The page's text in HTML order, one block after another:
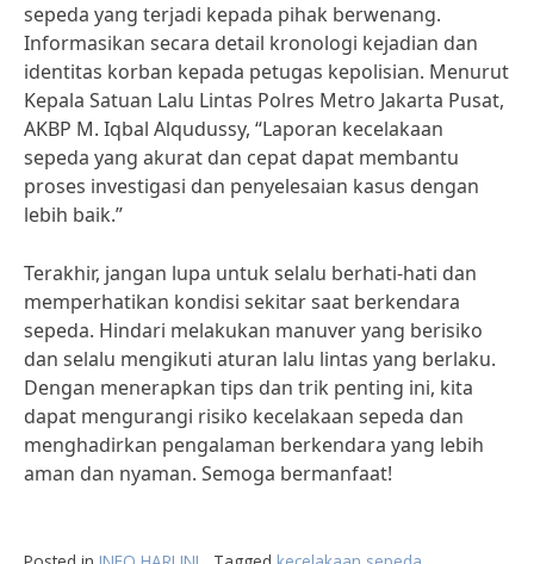
sepeda yang terjadi kepada pihak berwenang.
Informasikan secara detail kronologi kejadian dan
identitas korban kepada petugas kepolisian. Menurut
Kepala Satuan Lalu Lintas Polres Metro Jakarta Pusat,
AKBP M. Iqbal Alqudussy, “Laporan kecelakaan
sepeda yang akurat dan cepat dapat membantu
proses investigasi dan penyelesaian kasus dengan
lebih baik.”
Terakhir, jangan lupa untuk selalu berhati-hati dan
memperhatikan kondisi sekitar saat berkendara
sepeda. Hindari melakukan manuver yang berisiko
dan selalu mengikuti aturan lalu lintas yang berlaku.
Dengan menerapkan tips dan trik penting ini, kita
dapat mengurangi risiko kecelakaan sepeda dan
menghadirkan pengalaman berkendara yang lebih
aman dan nyaman. Semoga bermanfaat!